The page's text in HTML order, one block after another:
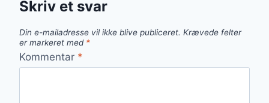
Skriv et svar
Din e-mailadresse vil ikke blive publiceret. Krævede felter
er markeret med *
Kommentar *